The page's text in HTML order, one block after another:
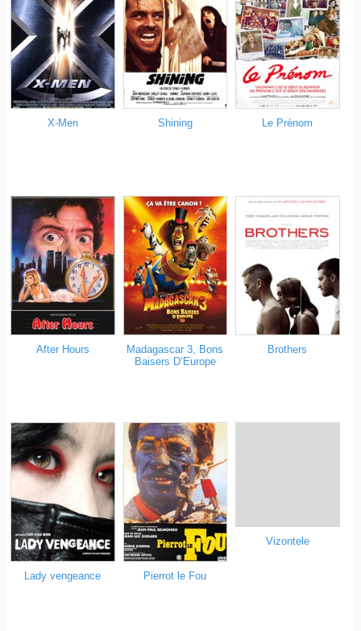
X-Men Shining Le Prénom
After Hours
Madagascar 3, Bons
Baisers D’Europe
Brothers
Lady vengeance Pierrot le Fou
Vizontele